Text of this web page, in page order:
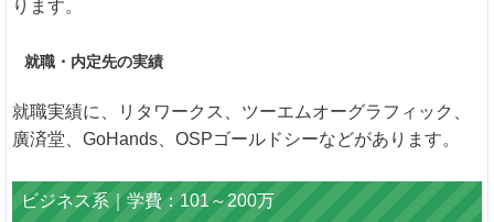
ります。
就職・内定先の実績
就職実績に、リタワークス、ツーエムオーグラフィック、
廣済堂、GoHands、OSPゴールドシーなどがあります。
ビジネス系｜学費：101～200万